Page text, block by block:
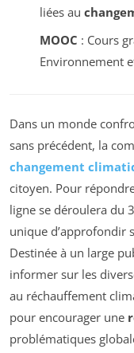
liées au
MOOC : Cours
Environnement
Dans un monde
sans précédent, la
changement
citoyen. Pour
ligne se déroulera du
unique d’approfondir
Destinée à un large
informer sur les
au réchauffement
pour encourager une
problématiques